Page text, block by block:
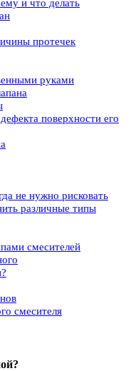
протечек
руками
поверхности его
не нужно рисковать
различные типы
смесителей
смесителя